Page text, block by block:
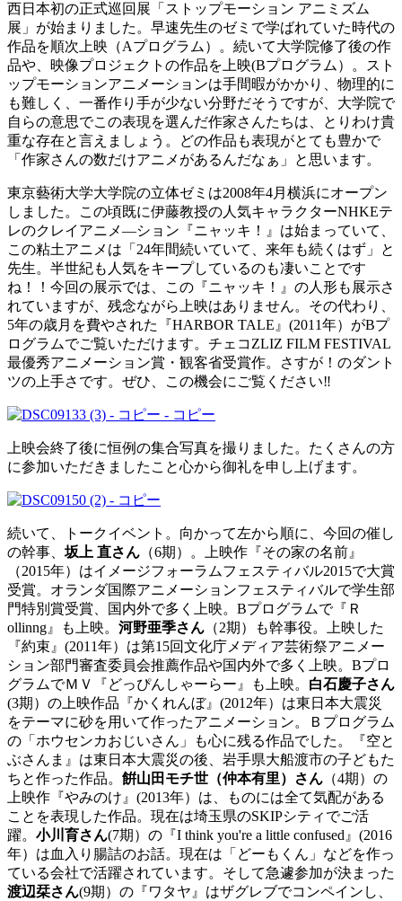
西日本初の正式巡回展「ストップモーション アニミズム
展」が始まりました。早速先生のゼミで学ばれていた時代の
作品を順次上映（Aプログラム）。続いて大学院修了後の作
品や、映像プロジェクトの作品を上映(Bプログラム）。スト
ップモーションアニメーションは手間暇がかかり、物理的に
も難しく、一番作り手が少ない分野だそうですが、大学院で
自らの意思でこの表現を選んだ作家さんたちは、とりわけ貴
重な存在と言えましょう。どの作品も表現がとても豊かで
「作家さんの数だけアニメがあるんだなぁ」と思います。
東京藝術大学大学院の立体ゼミは2008年4月横浜にオープン
しました。この頃既に伊藤教授の人気キャラクターNHKEテ
レのクレイアニメ―ション『ニャッキ！』は始まっていて、
この粘土アニメは「24年間続いていて、来年も続くはず」と
先生。半世紀も人気をキープしているのも凄いことです
ね！！今回の展示では、この『ニャッキ！』の人形も展示さ
れていますが、残念ながら上映はありません。その代わり、
5年の歳月を費やされた『HARBOR TALE』(2011年）がBプ
ログラムでご覧いただけます。チェコZLIZ FILM FESTIVAL
最優秀アニメーション賞・観客省受賞作。さすが！のダント
ツの上手さです。ぜひ、この機会にご覧ください‼
上映会終了後に恒例の集合写真を撮りました。たくさんの方
に参加いただきましたこと心から御礼を申し上げます。
続いて、トークイベント。向かって左から順に、今回の催し
の幹事、 坂上 直さん （6期）。上映作『その家の名前』
（2015年）はイメージフォーラムフェスティバル2015で大賞
受賞。オランダ国際アニメーションフェスティバルで学生部
門特別賞受賞、国内外で多く上映。Bプログラムで『Ｒ
ollinng』も上映。 河野亜季さん （2期）も幹事役。上映した
『約束』(2011年）は第15回文化庁メディア芸術祭アニメー
ション部門審査委員会推薦作品や国内外で多く上映。Bプロ
グラムでＭＶ『どっぴんしゃーらー』も上映。 白石慶子さん
(3期）の上映作品『かくれんぼ』(2012年）は東日本大震災
をテーマに砂を用いて作ったアニメーション。Ｂプログラム
の「ホウセンカおじいさん」も心に残る作品でした。『空と
ぶさんま』は東日本大震災の後、岩手県大船渡市の子どもた
ちと作った作品。 餠山田モチ世（仲本有里）さん （4期）の
上映作『やみのけ』(2013年）は、ものには全て気配がある
ことを表現した作品。現在は埼玉県のSKIPシティでご活
躍。 小川育さん(7期）の『I think you're a little confused』(2016
年）は血入り腸詰のお話。現在は「どーもくん」などを作っ
ている会社で活躍されています。そして急遽参加が決まった
渡辺栞さん(9期）の『ワタヤ』はザグレブでコンペインし、